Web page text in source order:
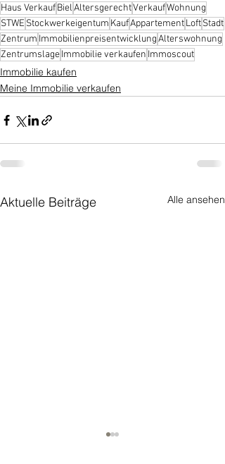
Haus VerkaufBielAltersgerechtVerkaufWohnung
STWE Stockwerkeigentum KaufAppartementLoftStadt
Zentrum ImmobilienpreisentwicklungAlterswohnung
ZentrumslageImmobilie verkaufen Immoscout
Immobilie kaufen
Meine Immobilie verkaufen
Aktuelle Beiträge Alle ansehen